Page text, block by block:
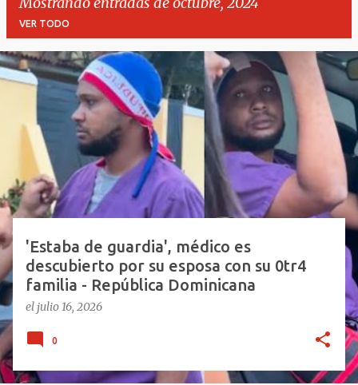
VER TODO
E
d
a
s
'Estaba de guardia', médico es
descubierto por su esposa con su 0tr4
familia - República Dominicana
el julio 16, 2026
0